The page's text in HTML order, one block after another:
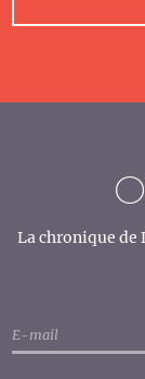
La chronique de